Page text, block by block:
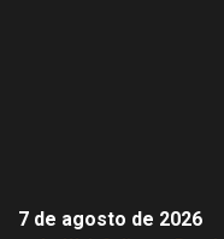
7 de agosto de 2026